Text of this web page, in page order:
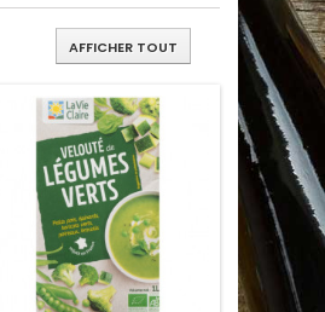
AFFICHER TOUT